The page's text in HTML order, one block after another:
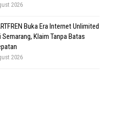
2026
Buka Era Internet Unlimited
Semarang, Klaim Tanpa Batas
2026